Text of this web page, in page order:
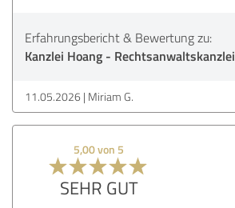
Erfahrungsbericht & Bewertung zu:
Kanzlei Hoang - Rechtsanwaltskanzlei
11.05.2026 Miriam G.
5,00 von 5
SEHR GUT